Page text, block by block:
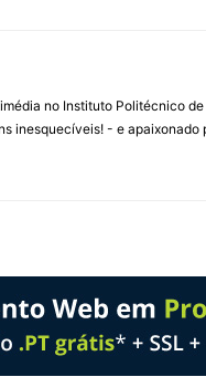
no Instituto Politécnico
inesquecíveis! - e apaixonado